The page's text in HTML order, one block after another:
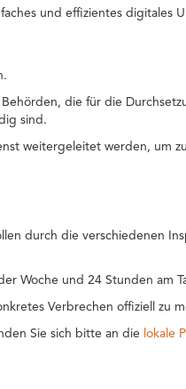
und effizientes digitales
die für die
sind.
weitergeleitet werden, um
durch die verschiedenen
Woche und 24 Stunden am
Verbrechen offiziell zu
Sie sich bitte an die lokale